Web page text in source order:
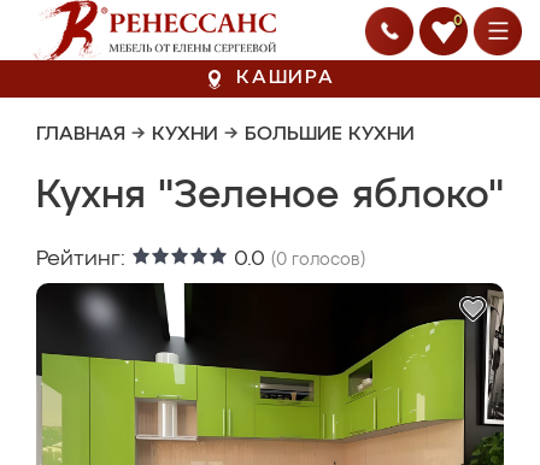
0
КАШИРА
ГЛАВНАЯ → КУХНИ → БОЛЬШИЕ КУХНИ
Кухня "Зеленое яблоко"
Рейтинг: 0.0 (0 голосов)